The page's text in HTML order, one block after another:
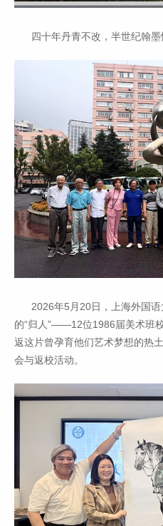
四十年丹青不改，半世纪翰墨
2026年5月20日，上海外国语
的“归人”——12位1986届美术班
返这片曾孕育他们艺术梦想的热
会与返校活动。